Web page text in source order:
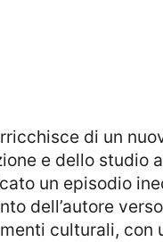
e dello studio
un episodio
dell’autore
culturali, con